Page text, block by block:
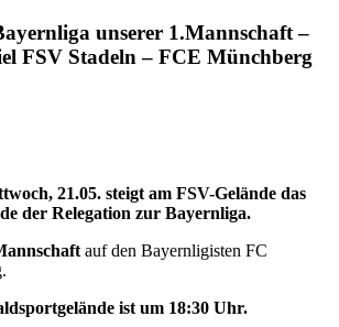
unserer 1.Mannschaft –
FSV Stadeln – FCE Münchberg
21.05. steigt am FSV-Gelände das
der Relegation zur Bayernliga.
auf den Bayernligisten FC
ist um 18:30 Uhr.